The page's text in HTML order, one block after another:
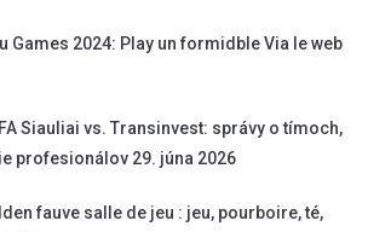
Games 2024: Play un formidble Via le web
Siauliai vs. Transinvest: správy o tímoch,
profesionálov 29. júna 2026
fauve salle de jeu : jeu, pourboire, té,